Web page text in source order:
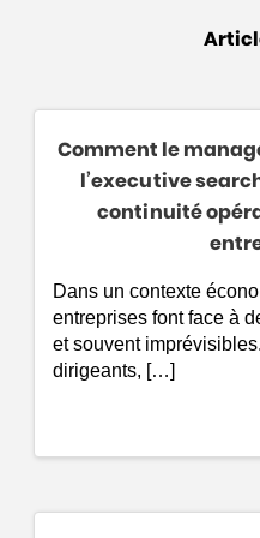
Comment le
l’executive
continuité
Dans un contexte
entreprises font face à
et souvent
dirigeants, […]